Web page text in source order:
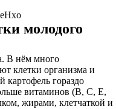
молодого
В нём много
клетки организма и
картофель гораздо
витаминов (B, C, E,
жирами, клетчаткой и